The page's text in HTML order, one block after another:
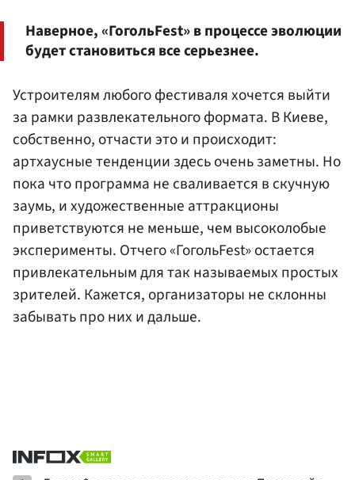
Наверное, «ГогольFest» в процессе эволюции
будет становиться все серьезнее.
Устроителям любого фестиваля хочется выйти
за рамки развлекательного формата. В Киеве,
собственно, отчасти это и происходит:
артхаусные тенденции здесь очень заметны. Но
пока что программа не сваливается в скучную
заумь, и художественные аттракционы
приветствуются не меньше, чем высоколобые
эксперименты. Отчего «ГогольFest» остается
привлекательным для так называемых простых
зрителей. Кажется, организаторы не склонны
забывать про них и дальше.